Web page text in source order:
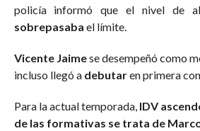
policía informó que el nivel de
sobrepasaba el límite.
Vicente Jaimese desempeñó como
incluso llegó a debutaren primera
Para la actual temporada, IDV
de las formativas se trata de